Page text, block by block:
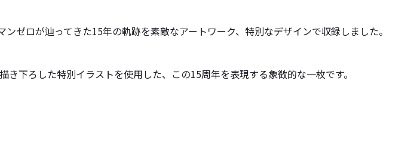
ゼロが辿ってきた15年の軌跡を素敵なアートワーク、特別なデザインで収録しました。
下ろした特別イラストを使用した、この15周年を表現する象徴的な一枚です。